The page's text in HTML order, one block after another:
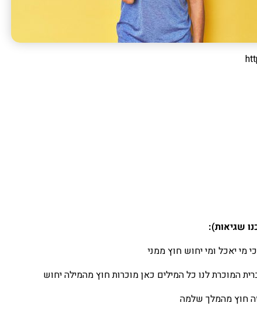
שגיאות):
יאכל ומי יחוש חוץ ממני
המוכרת לנו כל המילים כאן מוכרות חוץ מהמילה יחוש
חוץ מהמלך שלמה